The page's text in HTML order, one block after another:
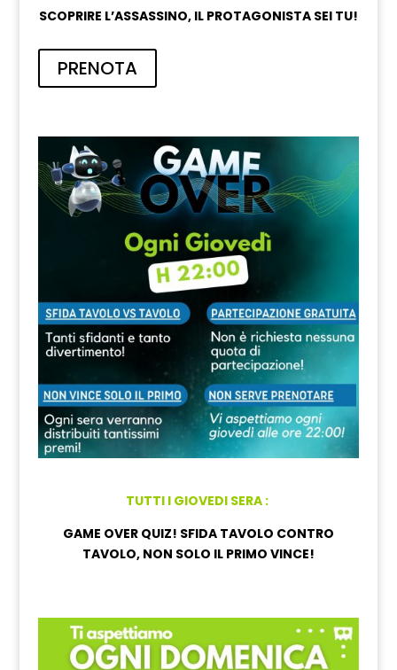
SCOPRIRE L’ASSASSINO, IL PROTAGONISTA SEI TU!
PRENOTA
TUTTI I GIOVEDI SERA :
GAME OVER QUIZ! SFIDA TAVOLO CONTRO
TAVOLO, NON SOLO IL PRIMO VINCE!